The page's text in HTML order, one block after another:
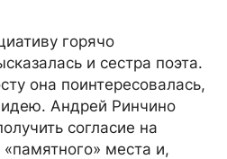
горячо
и сестра поэта.
она поинтересовалась,
идею. Андрей Ринчино
согласие на
«памятного» места и,